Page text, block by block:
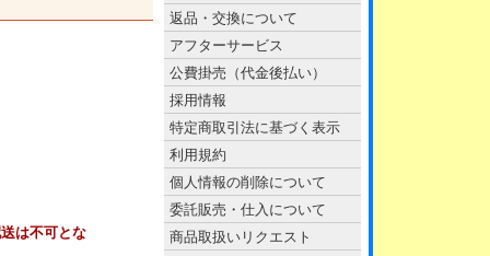
は不可とな
返品・交換について
アフターサービス
公費掛売（代金後払い）
採用情報
特定商取引法に基づく表示
利用規約
個人情報の削除について
委託販売・仕入について
商品取扱いリクエスト